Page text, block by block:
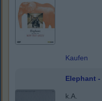
Kaufen
Elephant
k.A.